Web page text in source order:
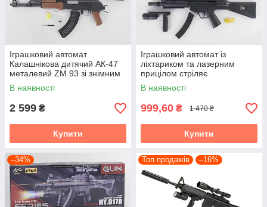
Іграшковий автомат
Калашнікова дитячий АК-47
металевий ZM 93 зі знімним
прикладом довжина 87 см
В наявності
2 599 ₴
Купити
Іграшковий автомат із
ліхтариком та лазерним
прицілом стріляє
пластиковими кульками
Cyma
В наявності
999,60 ₴ 1 470 ₴
Купити
–34% Топ продажів –16%